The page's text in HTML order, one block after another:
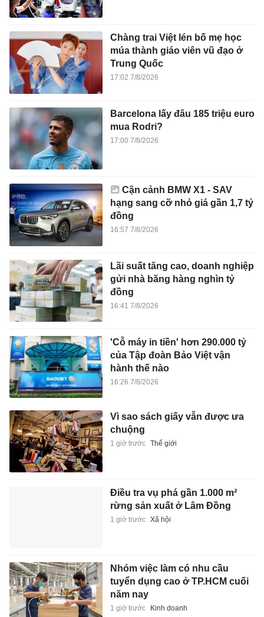
Chàng trai Việt lén bố mẹ học
múa thành giáo viên vũ đạo ở
Trung Quốc
17:02 7/8/2026
Barcelona lấy đâu 185 triệu euro
mua Rodri?
17:00 7/8/2026
Cận cảnh BMW X1 - SAV
hạng sang cỡ nhỏ giá gần 1,7 tỷ
đồng
16:57 7/8/2026
Lãi suất tăng cao, doanh nghiệp
gửi nhà băng hàng nghìn tỷ
đồng
16:41 7/8/2026
'Cỗ máy in tiền' hơn 290.000 tỷ
của Tập đoàn Bảo Việt vận
hành thế nào
16:26 7/8/2026
Vì sao sách giấy vẫn được ưa
chuộng
1 giờ trước Thế giới
Điều tra vụ phá gần 1.000 m²
rừng sản xuất ở Lâm Đồng
1 giờ trước Xã hội
Nhóm việc làm có nhu cầu
tuyển dụng cao ở TP.HCM cuối
năm nay
1 giờ trước Kinh doanh